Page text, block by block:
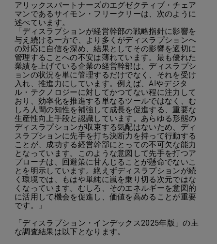
アリックスパートナーズのエグゼクティブ・チェア
マンであるサイモン・フリークリーは、次のように
述べています。
「ディスラプションが経営幹部の戦略指針に影響を
与え続ける一方で、より多くがディスラプションへ
の対応に自信を深め、結果としてその影響を適切に
管理することへの不安は薄れています。最も優れた
業績を上げている企業の経営幹部は、ディスラプシ
ョンの状況を単に管理するだけでなく、それを受け
入れ、推進力にしています。例えば、AIやデジタ
ル・テクノロジーに対してかつてない程に注力して
おり、効率化を推進する単なるツールではなく、む
しろ人間の知性を補強して成長を促進する、重要な
生産性向上手段と認識しています。あらゆる形態の
ディスラプションが収束する気配はないため、ディ
スラプションに先手を打ち決断力を持って行動する
ことが、成功する経営幹部にとっての不可欠な能力
となっています。このような意図して先手を打つア
プローチは、回避策に甘んじることが懸命でないこ
とを明示しています。絶えずディスラプションが続
く環境では、もはや単純に嵐を乗り切る次元ではな
くなっています。むしろ、そのエネルギーを意図的
に活用して機会を促進し、価値を高めることが重要
です。」
「ディスラプション・インデックス2025年版」の主
な調査結果は以下となります。